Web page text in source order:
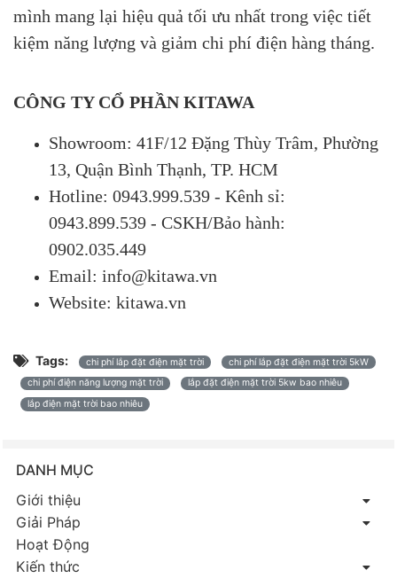
mình mang lại hiệu quả tối ưu nhất trong việc tiết
kiệm năng lượng và giảm chi phí điện hàng tháng.
CÔNG TY CỔ PHẦN KITAWA
Showroom: 41F/12 Đặng Thùy Trâm, Phường
13, Quận Bình Thạnh, TP. HCM
Hotline: 0943.999.539 - Kênh sỉ:
0943.899.539 - CSKH/Bảo hành:
0902.035.449
Email: info@kitawa.vn
Website: kitawa.vn
Tags: chi phí lắp đặt điện mặt trời
chi phí lắp đặt điện mặt trời 5kW
chi phí điện năng lượng mặt trời
lắp đặt điện mặt trời 5kw bao nhiêu
lắp điện mặt trời bao nhiêu
DANH MỤC
Giới thiệu
Giải Pháp
Hoạt Động
Kiến thức